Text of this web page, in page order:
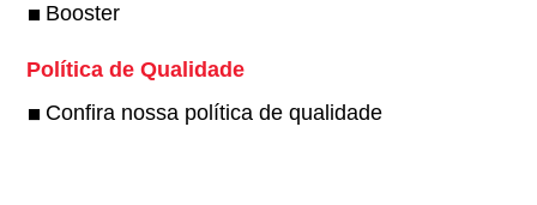
Booster
Política de Qualidade
Confira nossa política de qualidade